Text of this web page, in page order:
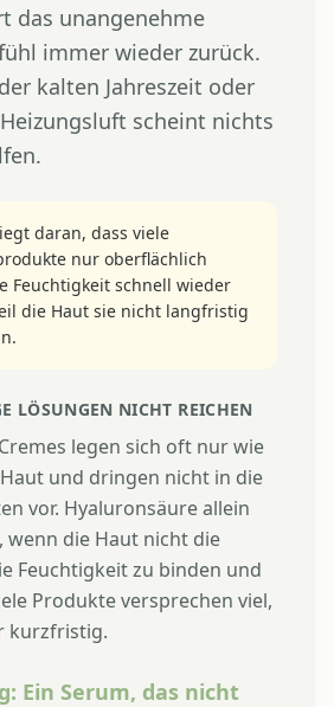
das unangenehme
immer wieder zurück.
kalten Jahreszeit oder
scheint nichts
daran, dass viele
nur oberflächlich
Feuchtigkeit schnell wieder
die Haut sie nicht langfristig
LÖSUNGEN NICHT REICHEN
legen sich oft nur wie
und dringen nicht in die
vor. Hyaluronsäure allein
wenn die Haut nicht die
Feuchtigkeit zu binden und
Produkte versprechen viel,
kurzfristig.
Ein Serum, das nicht